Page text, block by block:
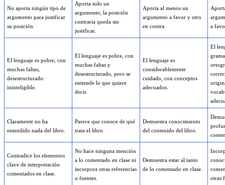
No aporta ningún tipo de
argumento para justificar
su posición.
Aporta solo un
argumento; la posición
contraria queda sin
justificar.
Aporta al menos un
argumento a favor y otro
en contra.
a
El lenguaje es pobre, con
muchas faltas,
desestructurado:
ininteligible.
El lenguaje es pobre, con
muchas faltas y
desestructurado, pero se
entiende lo que quiere
decir.
El lenguaje es
considerablemente
cuidado, con conceptos
adecuados.
El
Claramente no ha
entendido nada del libro.
Parece que conoce de qué
trata el libro.
Demuestra conocimiento
del contenido del libro.
Contradice los elementos
clave de interpretación
comentados en clase.
No hace ninguna mención
a lo comentado en clase ni
incorpora otras referencias
o fuentes.
Demuestra estar al tanto
de lo comentado en clase.
otras